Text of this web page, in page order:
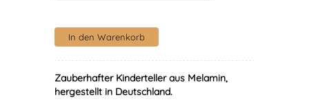
Zauberhafter Kinderteller aus Melamin,
hergestellt in Deutschland.